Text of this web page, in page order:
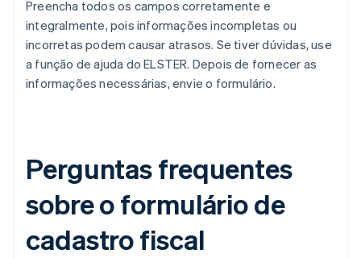
Preencha todos os campos corretamente e
integralmente, pois informações incompletas ou
incorretas podem causar atrasos. Se tiver dúvidas, use
a função de ajuda do ELSTER. Depois de fornecer as
informações necessárias, envie o formulário.
Perguntas frequentes
sobre o formulário de
cadastro fiscal